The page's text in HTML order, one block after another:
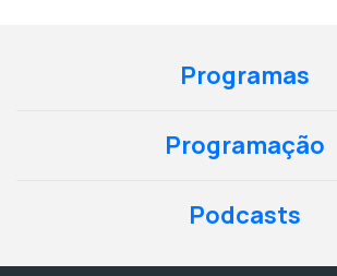
Programas
Programação
Podcasts